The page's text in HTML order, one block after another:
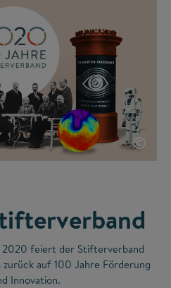
©
2020 feiert der Stifterverband
auf 100 Jahre Förderung
Innovation.